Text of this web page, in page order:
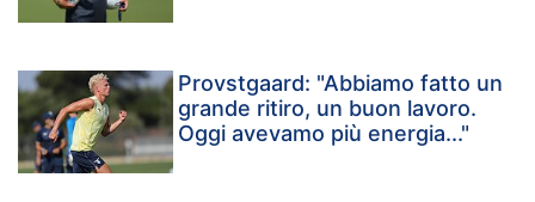
Provstgaard: "Abbiamo fatto un
grande ritiro, un buon lavoro.
Oggi avevamo più energia..."